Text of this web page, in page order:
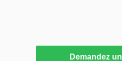
Demandez